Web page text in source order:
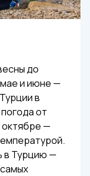
до
и июне —
в
от
октябре —
в Турцию —